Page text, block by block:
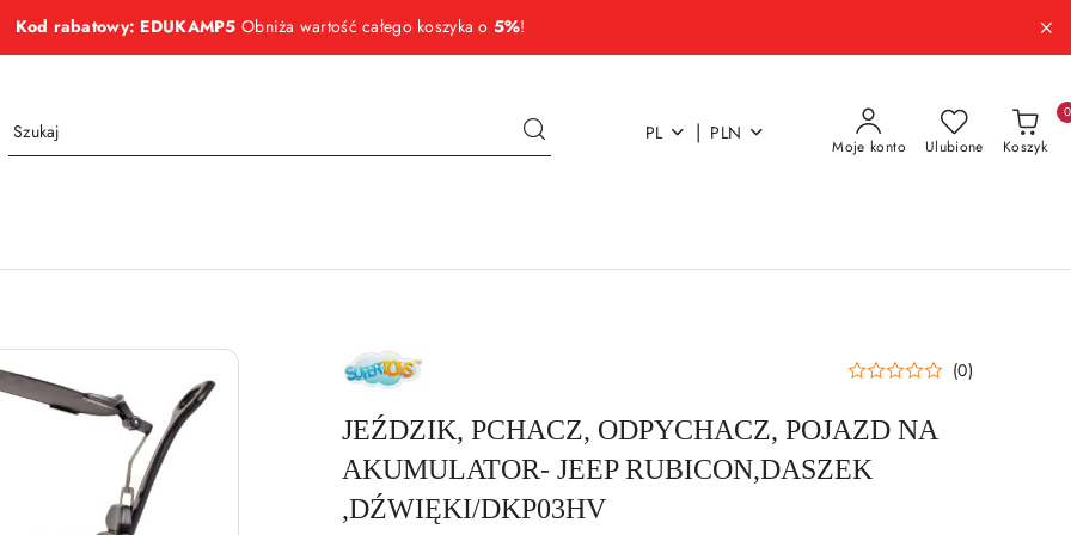
Kod rabatowy: EDUKAMP5 Obniża wartość całego koszyka o 5%!
PL | PLN
Moje konto Ulubione Koszyk
0
NAZWA
PRODUCENTA:
SUPER-
(0)
JEŹDZIK, PCHACZ, ODPYCHACZ, POJAZD NA
AKUMULATOR- JEEP RUBICON,DASZEK
,DŹWIĘKI/DKP03HV